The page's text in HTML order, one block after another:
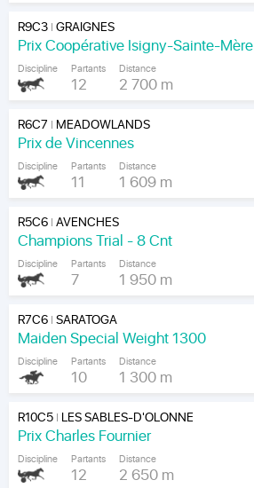
R9C3|GRAIGNES
Prix Coopérative Isigny-Sainte-Mère
Discipline Partants
12
Distance
2 700 m
R6C7 | MEADOWLANDS
Prix de Vincennes
Discipline Partants
11
Distance
1 609 m
R5C6|AVENCHES
Champions Trial - 8 Cnt
Discipline Partants
7
Distance
1 950 m
R7C6|SARATOGA
Maiden Special Weight 1300
Discipline Partants
10
Distance
1 300 m
R10C5| LES SABLES-D'OLONNE
Prix Charles Fournier
Discipline Partants
12
Distance
2 650 m